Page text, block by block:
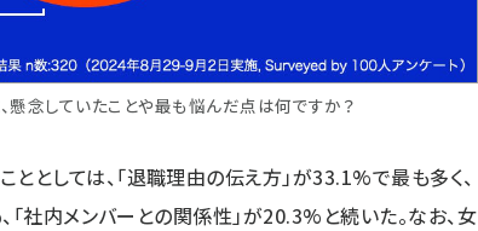
懸念していたことや最も悩んだ点は何ですか？
としては、「退職理由の伝え方」が33.1%で最も多く、
「社内メンバーとの関係性」が20.3%と続いた。なお、女